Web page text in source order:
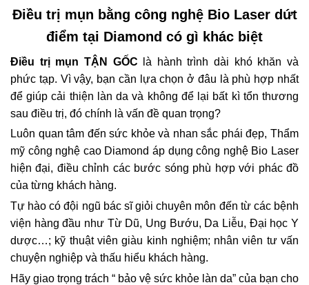
Điều trị mụn bằng công nghệ Bio Laser dứt
điểm tại Diamond có gì khác biệt
Điều trị mụn TẬN GỐC
là hành trình dài khó khăn và
phức tạp. Vì vậy, bạn cần lựa chọn ở đâu là phù hợp nhất
để giúp cải thiện làn da và không để lại bất kì tổn thương
sau điều trị, đó chính là vấn đề quan trọng?
Luôn quan tâm đến sức khỏe và nhan sắc phái đẹp, Thẩm
mỹ công nghệ cao Diamond áp dụng công nghệ Bio Laser
hiện đại, điều chỉnh các bước sóng phù hợp với phác đồ
của từng khách hàng.
Tự hào có đội ngũ bác sĩ giỏi chuyên môn đến từ các bệnh
viện hàng đầu như Từ Dũ, Ung Bướu, Da Liễu, Đại học Y
dược…; kỹ thuật viên giàu kinh nghiệm; nhân viên tư vấn
chuyện nghiệp và thấu hiểu khách hàng.
Hãy giao trọng trách “ bảo vệ sức khỏe làn da” của bạn cho